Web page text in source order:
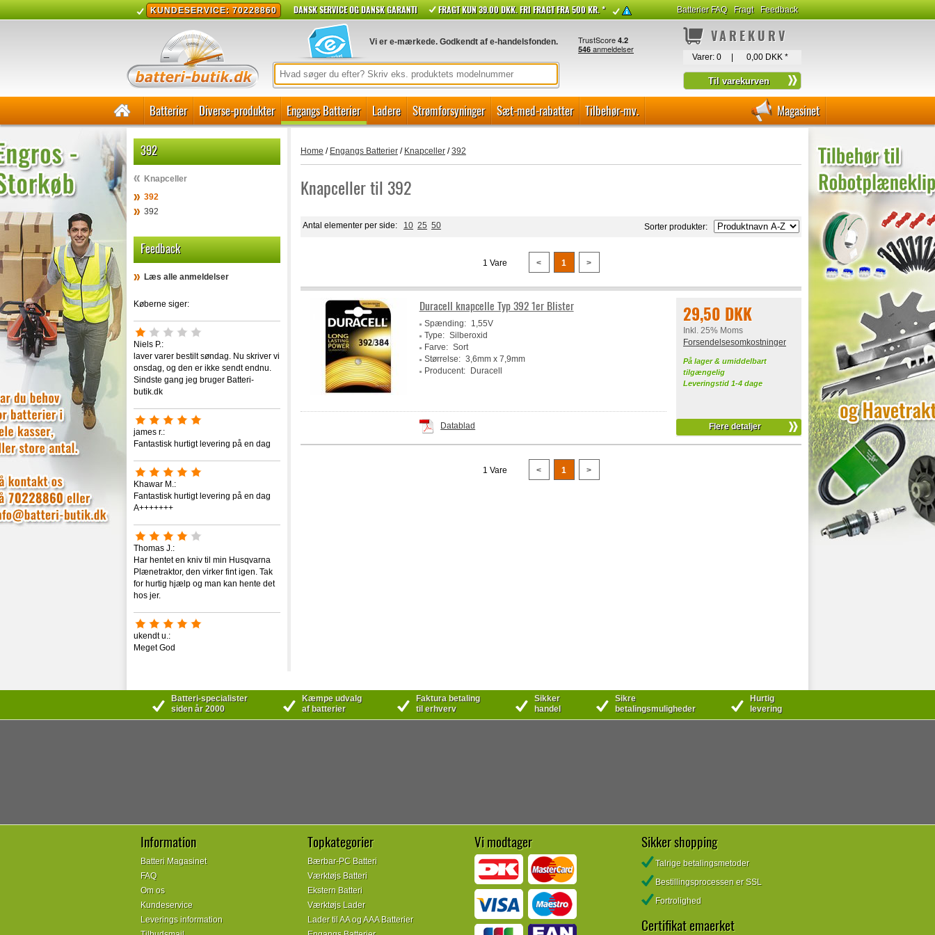
KUNDESERVICE: 70228860 DANSK SERVICE OG DANSK GARANTI FRAGT KUN 39.00 DKK. FRI FRAGT FRA 500 KR. * Batterier FAQ Fragt Feedback
Vi er e-mærkede. Godkendt af e-handelsfonden. VAREKURV
Varer: 0 0,00 DKK *
Batterier Diverse-produkter Engangs Batterier Ladere Strømforsyninger Sæt-med-rabatter Tilbehør-mv. Magasinet
392
Knapceller
392
392
Feedback
Læs alle anmeldelser
Køberne siger:
Niels P.:
laver varer bestilt søndag. Nu skriver vi
onsdag, og den er ikke sendt endnu.
Sindste gang jeg bruger Batteri-
butik.dk
james r.:
Fantastisk hurtigt levering på en dag
Khawar M.:
Fantastisk hurtigt levering på en dag
A+++++++
Thomas J.:
Har hentet en kniv til min Husqvarna
Plænetraktor, den virker fint igen. Tak
for hurtig hjælp og man kan hente det
hos jer.
ukendt u.:
Meget God
Home / Engangs Batterier/ Knapceller/392
Knapceller til 392
Antal elementer per side: 10 25 50 Sorter produkter:
1 Vare < 1 >
29,50 DKK
Inkl. 25% Moms
Forsendelsesomkostninger
På lager & umiddelbart
tilgængelig
Leveringstid 1-4 dage
Flere detaljer
Duracell knapcelle Typ 392 1er Blister
Spænding:
1,55V
Type: Silberoxid
Farve: Sort
Størrelse: 3,6mm x 7,9mm
Producent:
Duracell
Datablad
1 Vare < 1 >
Batteri-specialister
siden år 2000
Kæmpe udvalg
af batterier
Faktura betaling
til erhverv
Sikker
handel
Sikre
betalingsmuligheder
Hurtig
levering
Information
Batteri Magasinet
FAQ
Om os
Kundeservice
Leverings information
Topkategorier
Bærbar-PC Batteri
Værktøjs Batteri
Ekstern Batteri
Værktøjs Lader
Lader til AA og AAA Batterier
Vi modtager Sikker shopping
Talrige betalingsmetoder
Bestillingsprocessen er SSL
Fortrolighed
Certifikat emaerket